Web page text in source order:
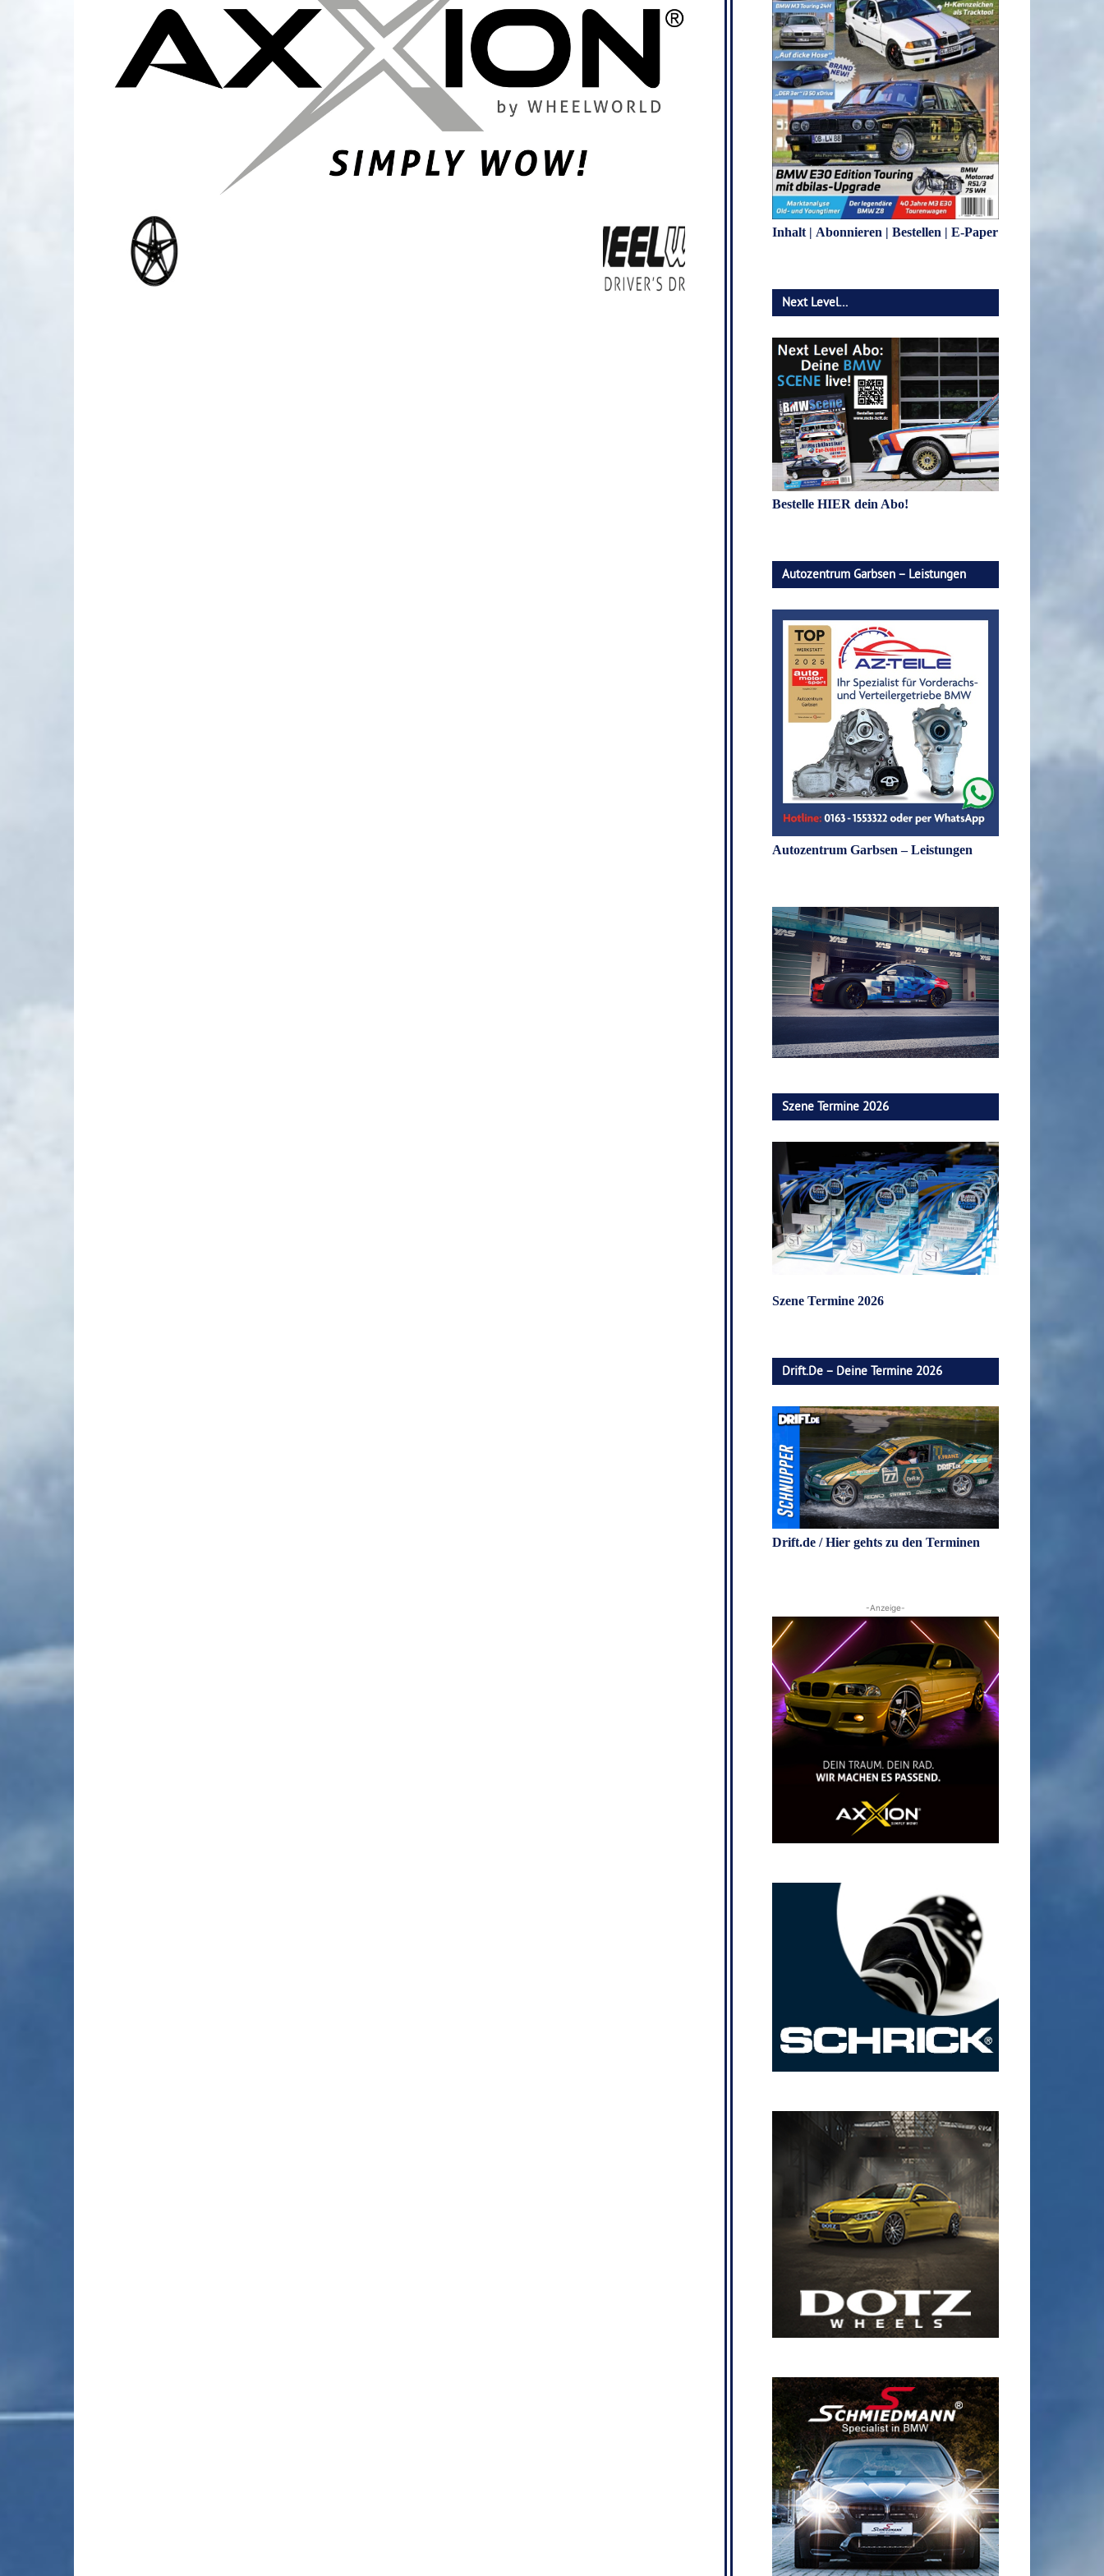
Inhalt | Abonnieren | Bestellen | E-Paper
Next Level…
Bestelle HIER dein Abo!
Autozentrum Garbsen – Leistungen
Autozentrum Garbsen – Leistungen
Szene Termine 2026
Szene Termine 2026
Drift.de – Deine Termine 2026
Drift.de / Hier gehts zu den Terminen
-Anzeige-